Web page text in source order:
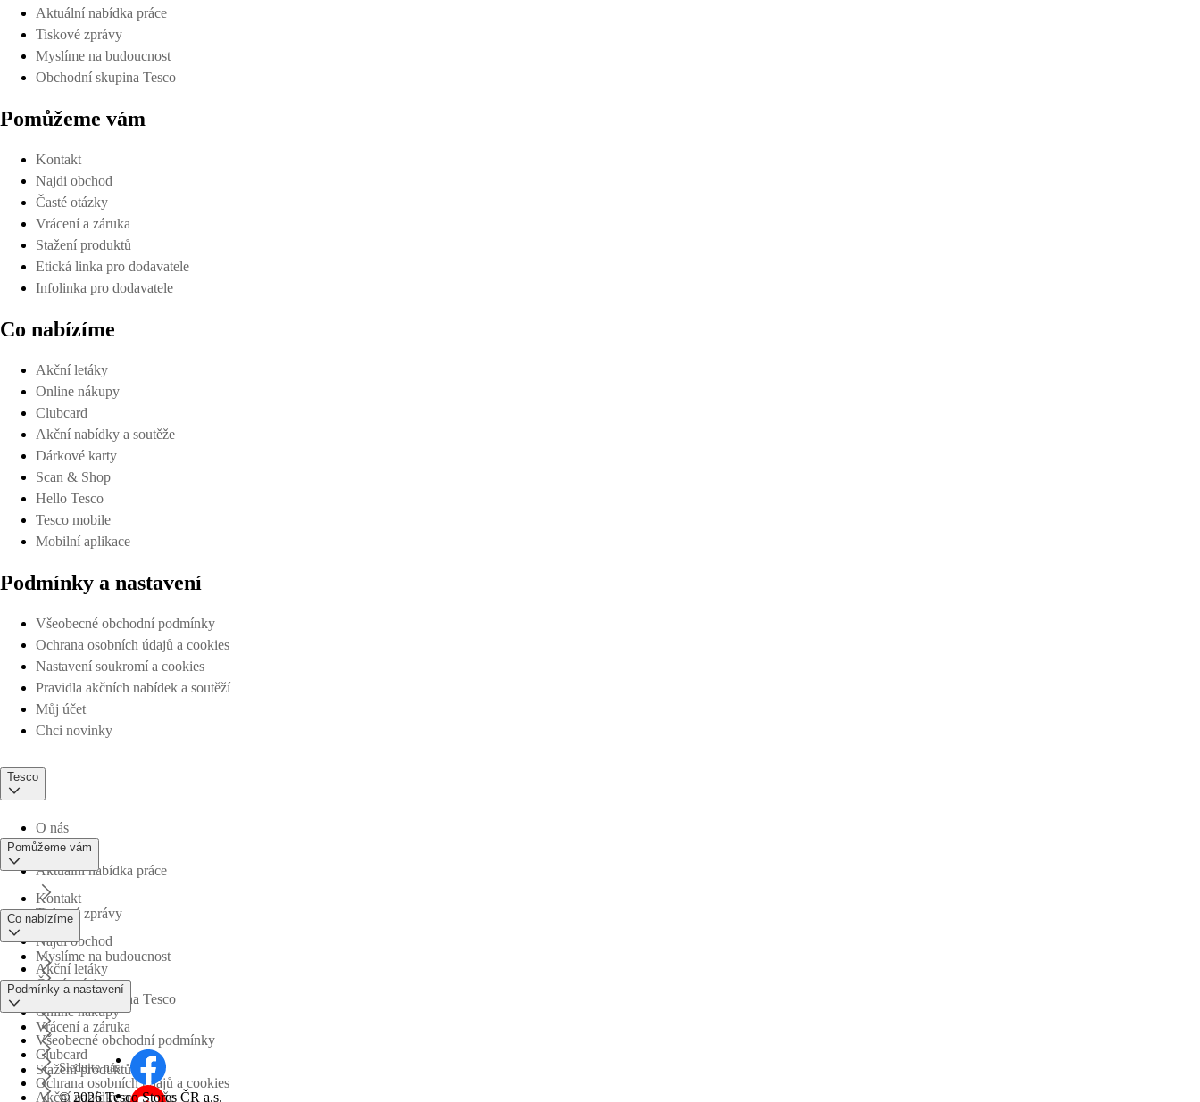
Aktuální nabídka práce
Tiskové zprávy
Myslíme na budoucnost
Obchodní skupina Tesco
Pomůžeme vám
Kontakt
Najdi obchod
Časté otázky
Vrácení a záruka
Stažení produktů
Etická linka pro dodavatele
Infolinka pro dodavatele
Co nabízíme
Akční letáky
Online nákupy
Clubcard
Akční nabídky a soutěže
Dárkové karty
Scan & Shop
Hello Tesco
Tesco mobile
Mobilní aplikace
Podmínky a nastavení
Všeobecné obchodní podmínky
Ochrana osobních údajů a cookies
Nastavení soukromí a cookies
Pravidla akčních nabídek a soutěží
Můj účet
Chci novinky
Tesco
O nás
Aktuální nabídka práce
Tiskové zprávy
Myslíme na budoucnost
Obchodní skupina Tesco
Pomůžeme vám
Kontakt
Najdi obchod
Časté otázky
Vrácení a záruka
Stažení produktů
Co nabízíme
Akční letáky
Online nákupy
Clubcard
Akční nabídky a soutěže
Podmínky a nastavení
Všeobecné obchodní podmínky
Ochrana osobních údajů a cookies
Sledujte nás
© 2026 Tesco Stores ČR a.s.